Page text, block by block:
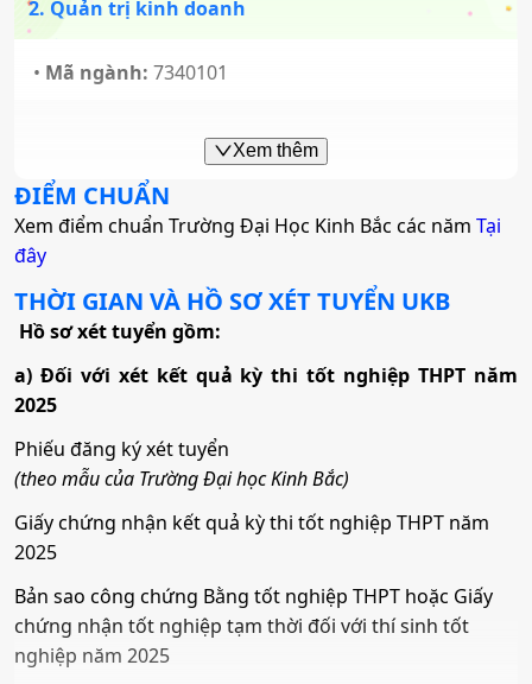
2. Quản trị kinh doanh
• Mã ngành: 7340101
• Phương thức xét tuyển:Ưu TiênĐGTD BK
BạĐGNL HN
• Tổ hợp:A00; D01; A01; D84; Q00
3. Kế toán
•Mã ngành: 7340301
• Phương thức xét tuyển:
Ưu Tiên ĐGTD BK
• Tổ hợp: A00; D01; A01; D84; Q00
4. Công nghệ thông tin
Xem thêm
ĐIỂM CHUẨN
Xem điểm chuẩn Trường Đại Học Kinh Bắc các năm Tại
đây
THỜI GIAN VÀ HỒ SƠ XÉT TUYỂN UKB
Hồ sơ xét tuyển gồm:
a) Đối với xét kết quả kỳ thi tốt nghiệp THPT năm
2025
Phiếu đăng ký xét tuyển
(theo mẫu của Trường Đại học Kinh Bắc)
Giấy chứng nhận kết quả kỳ thi tốt nghiệp THPT năm
2025
Bản sao công chứng Bằng tốt nghiệp THPT hoặc Giấy
chứng nhận tốt nghiệp tạm thời đối với thí sinh tốt
nghiệp năm 2025